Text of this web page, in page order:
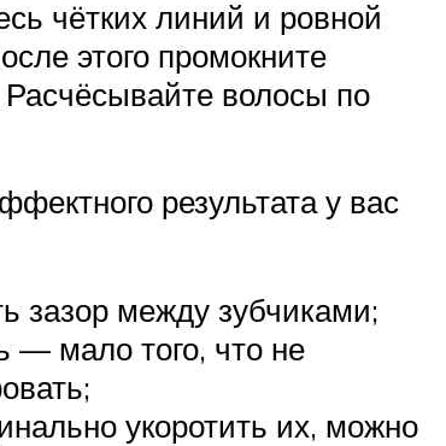
чётких линий и ровной
этого промокните
волосы по
результата у вас
зазор между зубчиками;
— мало того, что не
укоротить их, можно